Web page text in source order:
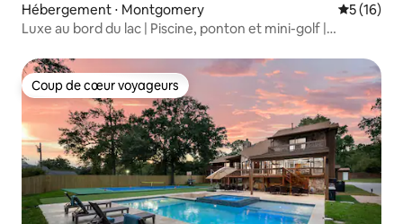
Hébergement ⋅ Montgomery
5 (16)
Luxe au bord du lac | Piscine, ponton et mini-golf |
Coup de cœur voyageurs
Coup de cœur voyageurs